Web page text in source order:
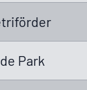
Park